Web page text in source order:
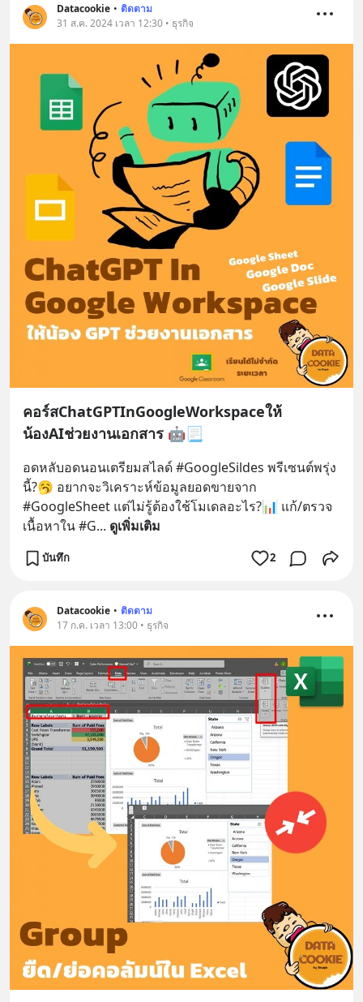
Datacookie • ติดตาม
31 ส.ค. 2024 เวลา 12:30 • ธุรกิจ
คอร์สChatGPTInGoogleWorkspaceให้
น้องAIช่วยงานเอกสาร 🤖📃
อดหลับอดนอนเตรียมสไลด์ #GoogleSildes พรีเซนต์พรุ่ง
นี้?🥱 อยากจะวิเคราะห์ข้อมูลยอดขายจาก
#GoogleSheet แต่ไม่รู้ต้องใช้โมเดลอะไร?📊 แก้/ตรวจ
เนื้อหาใน #G... ดูเพิ่มเติม
บันทึก 2
Datacookie • ติดตาม
17 ก.ค. เวลา 13:00 • ธุรกิจ